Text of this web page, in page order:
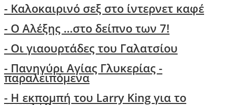
- Kαλοκαιρινό σεξ στο ίντερνετ καφέ
- Ο Aλέξης ...στο δείπνο των 7!
- Οι γιαουρτάδες του Γαλατσίου
- Πανηγύρι Αγίας Γλυκερίας -
παραλειπόμενα
- Η εκπομπή του Larry King για το